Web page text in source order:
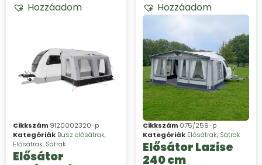
Hozzáadom
Cikkszám 9120002320-p
Kategóriák Busz elősátrak,
Elősátrak, Sátrak
Elősátor
Hozzáadom
Cikkszám 075/259-p
Kategóriák Elősátrak, Sátrak
Elősátor Lazise
240 cm